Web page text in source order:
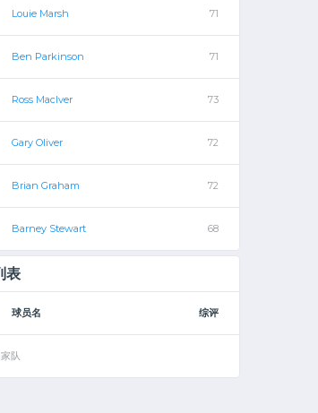
Louie Marsh 71
Ben Parkinson 71
Ross MacIver 73
Gary Oliver 72
Brian Graham 72
Barney Stewart 68
表
球员名 综评
队